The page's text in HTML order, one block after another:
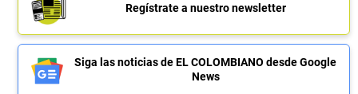
Regístrate a nuestro newsletter
Siga las noticias de EL COLOMBIANO desde Google
News